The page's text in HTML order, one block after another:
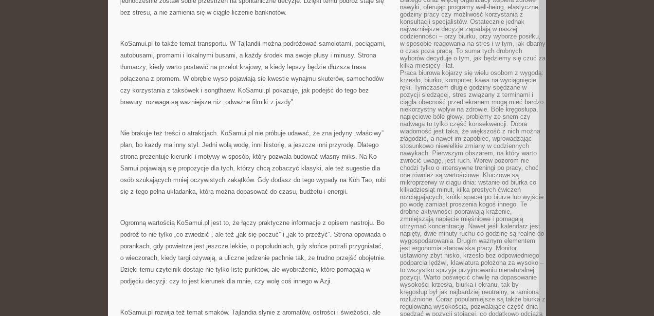
bez stresu, a nie zamienia się w ciągłe liczenie banknotów.
KoSamui.pl to także temat transportu. W Tajlandii można podróżować samolotami, pociągami,
autobusami, promami i lokalnymi busami, a każdy środek ma swoje plusy i minusy. Strona
tłumaczy, kiedy warto postawić na przelot krajowy, a kiedy lepszy będzie dłuższa trasa
połączona z promem. W obrębie wysp pojawiają się kwestie wynajmu skuterów, samochodów
czy korzystania z taksówek i songthaew. KoSamui.pl pokazuje, jak podejść do tego bez
brawury: rozwaga są ważniejsze niż „odważne filmiki z jazdy”.
Nie brakuje też treści o atrakcjach. KoSamui.pl nie próbuje udawać, że zna jedyny „właściwy”
plan, bo każdy ma inny styl. Jedni wolą wodę, inni historię, a jeszcze inni przyrodę. Dlatego
strona prezentuje kierunki i motywy w sposób, który pozwala budować własny miks. Na Ko
Samui pojawiają się propozycje dla tych, którzy chcą zobaczyć klasyki, ale też sugestie dla
osób szukających mniej oczywistych zakątków. Gdy dodasz do tego wypady na Koh Tao, robi
się z tego pełna układanka, którą można dopasować do czasu, budżetu i energii.
Ogromną wartością KoSamui.pl jest to, że łączy praktyczne informacje z opisem nastroju. Bo
podróż to nie tylko „co zwiedzić”, ale też „jak się poczuć” i „jak to przeżyć”. Strona opowiada o
porankach, gdy powietrze jest jeszcze lekkie, o popołudniach, gdy słońce potrafi przygniatać,
o wieczorach, kiedy targi ożywają, a uliczne jedzenie pachnie tak, że trudno przejść obojętnie.
Dzięki temu czytelnik dostaje nie tylko listę punktów, ale wyobrażenie, które pomagają w
podjęciu decyzji: czy to jest kierunek dla mnie, czy wolę coś innego w Azji.
KoSamui.pl rozwija też temat smaków. Tajlandia słynie z aromatów, ostrości i świeżości, ale
nawyki, oferując programy well-being, elastyczne
godziny pracy czy możliwość korzystania z
konsultacji specjalistów. Ostatecznie jednak
najważniejsze decyzje zapadają w naszej
codzienności – przy biurku, przy wyborze posiłku,
w sposobie reagowania na stres i w tym, jak dbamy
o czas poza pracą. To suma tych drobnych
wyborów decyduje o tym, jak będziemy się czuć za
kilka miesięcy i lat.
Praca biurowa kojarzy się wielu osobom z wygodą:
krzesło, biurko, komputer, kawa na wyciągnięcie
ręki. Tymczasem długie godziny spędzane w
pozycji siedzącej, stres związany z terminami i
ciągła obecność przed ekranem mogą mieć bardzo
niekorzystny wpływ na zdrowie. Bóle kręgosłupa,
napięciowe bóle głowy, problemy ze snem czy
nadwaga to tylko część konsekwencji. Dobra
wiadomość jest taka, że większość z nich można
złagodzić, a nawet im zapobiec, wprowadzając
stosunkowo niewielkie zmiany w codziennych
nawykach. Pierwszym obszarem, na który warto
zwrócić uwagę, jest ruch. Wbrew pozorom nie
chodzi tylko o intensywne treningi po pracy, choć
one również są wartościowe. Kluczowe są
mikroprzerwy w ciągu dnia: wstanie od biurka co
kilkadziesiąt minut, kilka prostych ćwiczeń
rozciągających, krótki spacer po biurze lub wyjście
po wodę zamiast proszenia kogoś innego. Te
drobne aktywności poprawiają krążenie,
zmniejszają napięcie mięśniowe i pomagają
utrzymać koncentrację. Nawet jeśli kalendarz jest
napięty, dwie minuty ruchu co godzinę są realne do
wygospodarowania. Drugim ważnym elementem
jest ergonomia stanowiska pracy. Monitor
ustawiony zbyt nisko, krzesło bez odpowiedniego
podparcia lędźwi, klawiatura położona za wysoko –
to wszystko sprzyja przyjmowaniu nienaturalnej
pozycji. Warto poświęcić chwilę na dopasowanie
wysokości krzesła, biurka i ekranu, tak by
kręgosłup był jak najbardziej neutralny, a ramiona
rozluźnione. Coraz popularniejsze są także biurka z
regulowaną wysokością, pozwalające część dnia
spędzać w pozycji stojącej, co dodatkowo odciąża